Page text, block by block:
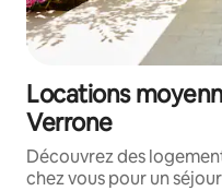
Locations
Verrone
Découvrez des
chez vous pour un